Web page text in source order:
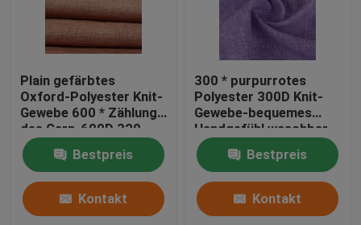
Plain gefärbtes
Oxford-Polyester Knit-
Gewebe 600 * Zählung
des Garn-600D 320
G/M für Taschen-Stoff
Bestpreis
Kontakt
300 * purpurrotes
Polyester 300D Knit-
Gewebe-bequemes
Handgefühl waschbar
Bestpreis
Kontakt